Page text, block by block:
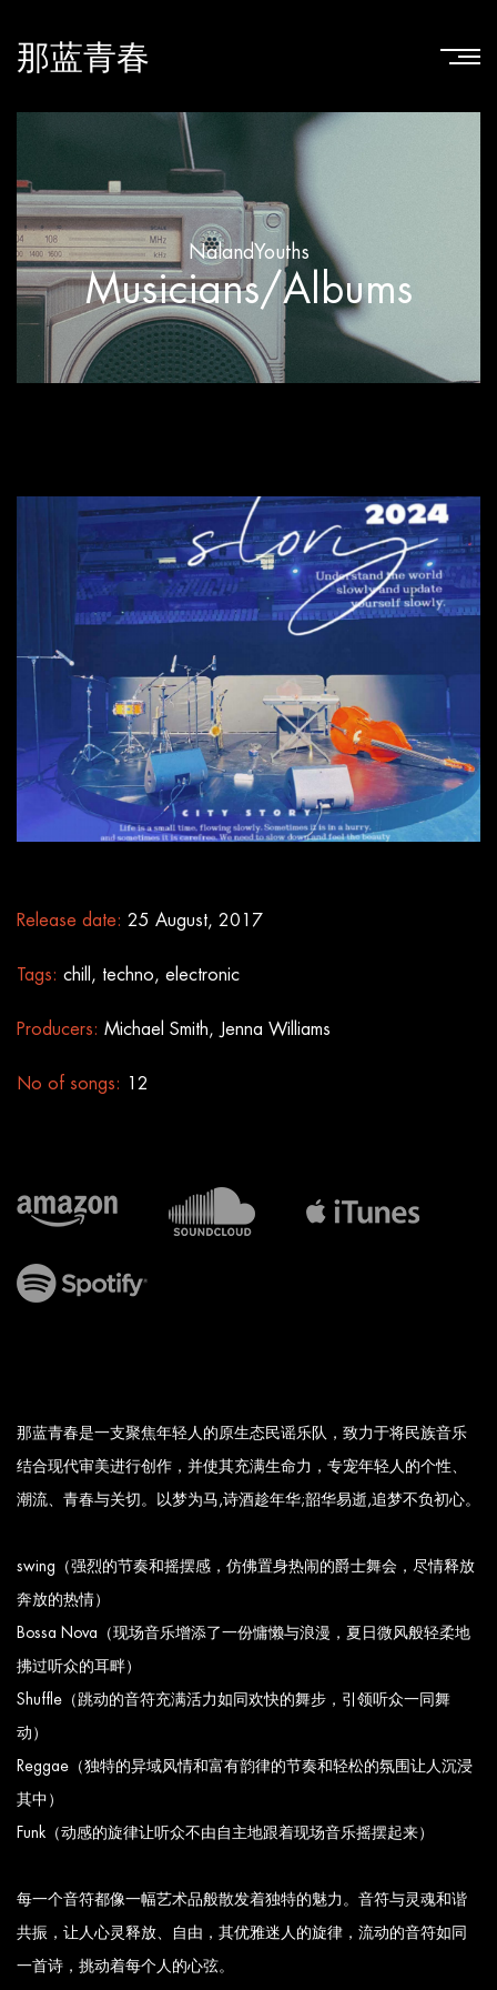
那蓝青春
NalandYouths
Musicians/Albums
Release date: 25 August, 2017
Tags: chill, techno, electronic
Producers: Michael Smith, Jenna Williams
No of songs: 12
那蓝青春是一支聚焦年轻人的原生态民谣乐队，致力于将民族音乐
结合现代审美进行创作，并使其充满生命力，专宠年轻人的个性、
潮流、青春与关切。以梦为马,诗酒趁年华;韶华易逝,追梦不负初心。
swing（强烈的节奏和摇摆感，仿佛置身热闹的爵士舞会，尽情释放
奔放的热情）
Bossa Nova（现场音乐增添了一份慵懒与浪漫，夏日微风般轻柔地
拂过听众的耳畔）
Shuffle（跳动的音符充满活力如同欢快的舞步，引领听众一同舞
动）
Reggae（独特的异域风情和富有韵律的节奏和轻松的氛围让人沉浸
其中）
Funk（动感的旋律让听众不由自主地跟着现场音乐摇摆起来）
每一个音符都像一幅艺术品般散发着独特的魅力。音符与灵魂和谐
共振，让人心灵释放、自由，其优雅迷人的旋律，流动的音符如同
一首诗，挑动着每个人的心弦。